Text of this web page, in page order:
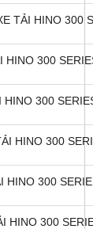
TẢI HINO 300
HINO 300
300
HINO 300
HINO 300
HINO 300